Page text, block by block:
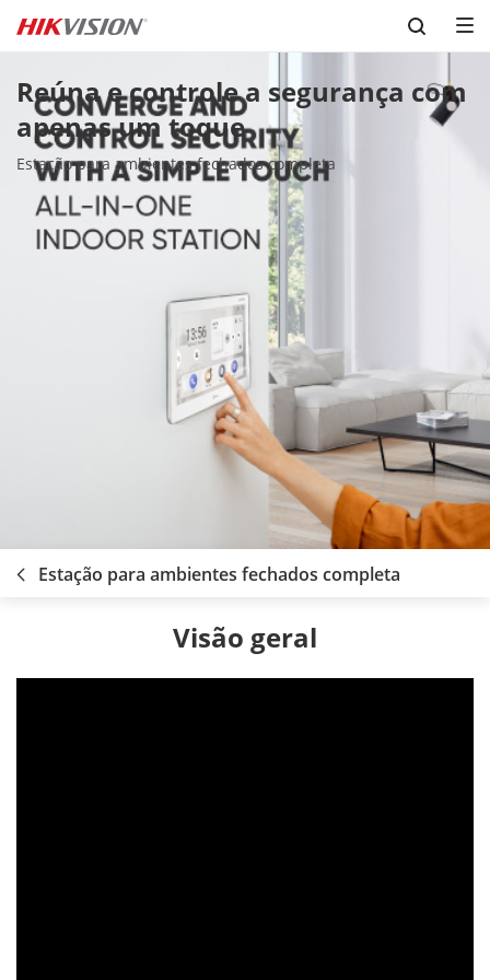
Skip to content
Reúna e controle a segurança com
apenas um toque
Estação para ambientes fechados completa
Estação para ambientes fechados completa
Visão geral